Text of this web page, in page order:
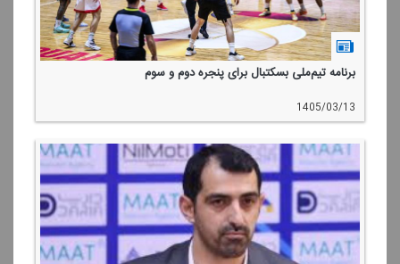
برنامه تیم‌ملی بسكتبال برای پنجره‌ دوم و سوم
1405/03/13